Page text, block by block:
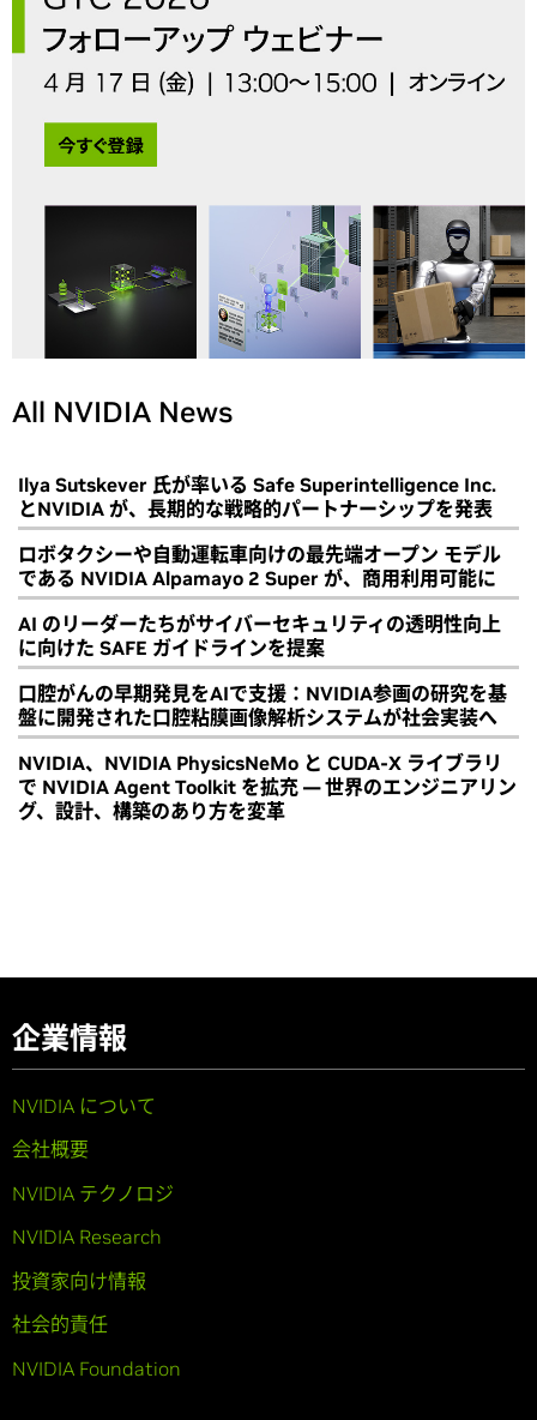
All NVIDIA News
Ilya Sutskever 氏が率いる Safe Superintelligence Inc.
とNVIDIA が、長期的な戦略的パートナーシップを発表
ロボタクシーや自動運転車向けの最先端オープン モデル
である NVIDIA Alpamayo 2 Super が、商用利用可能に
AI のリーダーたちがサイバーセキュリティの透明性向上
に向けた SAFE ガイドラインを提案
口腔がんの早期発見をAIで支援：NVIDIA参画の研究を基
盤に開発された口腔粘膜画像解析システムが社会実装へ
NVIDIA、NVIDIA PhysicsNeMo と CUDA-X ライブラリ
で NVIDIA Agent Toolkit を拡充 ― 世界のエンジニアリン
グ、設計、構築のあり方を変革
企業情報
NVIDIA について
会社概要
NVIDIA テクノロジ
NVIDIA Research
投資家向け情報
社会的責任
NVIDIA Foundation